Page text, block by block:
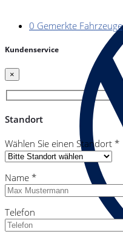
0 Gemerkte Fahrzeuge
Kundenservice
×
Standort
Wählen Sie einen Standort *
Name *
Telefon